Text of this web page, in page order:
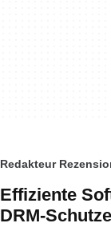
Redakteur
Effiziente
DRM-